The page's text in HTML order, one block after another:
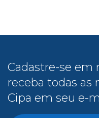
Cadastre-se em
receba todas as
Cipa em seu e-